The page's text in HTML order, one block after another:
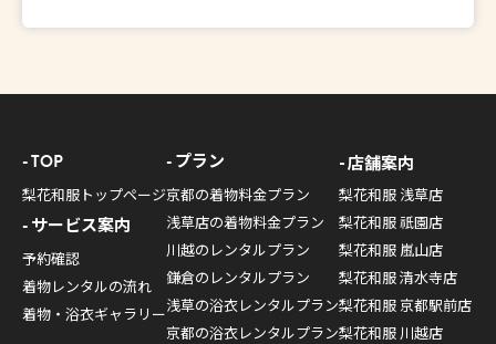
TOP
梨花和服トップページ
サービス案内
予約確認
着物レンタルの流れ
着物・浴衣ギャラリー
プラン
京都の着物料金プラン
浅草店の着物料金プラン
川越のレンタルプラン
鎌倉のレンタルプラン
浅草の浴衣レンタルプラン
京都の浴衣レンタルプラン
店舗案内
梨花和服 浅草店
梨花和服 祇園店
梨花和服 嵐山店
梨花和服 清水寺店
梨花和服 京都駅前店
梨花和服 川越店